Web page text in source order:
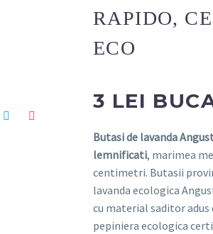
RAPIDO,
ECO
3 LEI
Butasi de lavanda
lemnificati, marimea
centimetri. Butasii
lavanda ecologica
cu material saditor adus
pepiniera ecologica